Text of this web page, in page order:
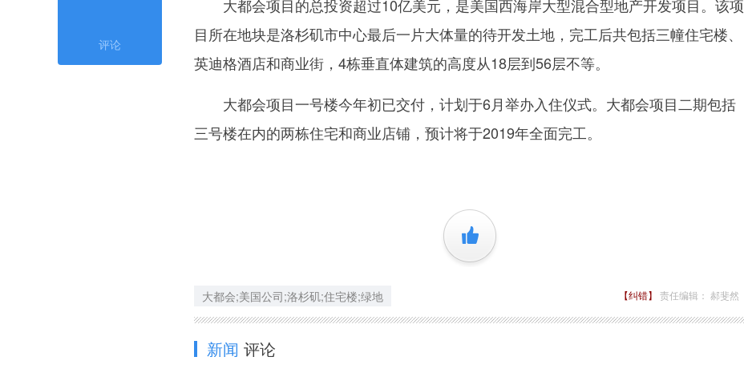
评论
大都会项目的总投资超过10亿美元，是美国西海岸大型混合型地产开发项目。该项
目所在地块是洛杉矶市中心最后一片大体量的待开发土地，完工后共包括三幢住宅楼、
英迪格酒店和商业街，4栋垂直体建筑的高度从18层到56层不等。
大都会项目一号楼今年初已交付，计划于6月举办入住仪式。大都会项目二期包括
三号楼在内的两栋住宅和商业店铺，预计将于2019年全面完工。
+1
大都会;美国公司;洛杉矶;住宅楼;绿地 【纠错】 责任编辑： 郝斐然
新闻 评论